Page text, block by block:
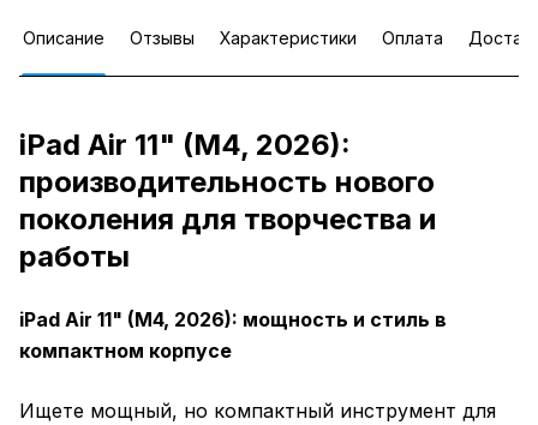
Описание Отзывы Характеристики Оплата
iPad Air 11" (M4, 2026):
производительность нового
поколения для творчества и
работы
iPad Air 11" (M4, 2026): мощность и стиль в
компактном корпусе
Ищете мощный, но компактный инструмент для